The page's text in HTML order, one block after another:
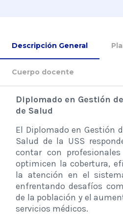
Descripción General
Cuerpo docente
Diplomado en Gestión
de Salud
El Diplomado en Gestión
Salud de la USS
contar con
optimicen la cobertura,
la atención en el
enfrentando desafíos
de la población y el
servicios médicos.